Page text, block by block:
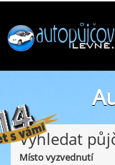
Vyhledat
Místo vyzvednutí